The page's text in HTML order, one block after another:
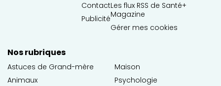
Contact
Publicité
Les flux RSS de Santé+
Magazine
Gérer mes cookies
Nos rubriques
Astuces de Grand-mère
Animaux
Maison
Psychologie